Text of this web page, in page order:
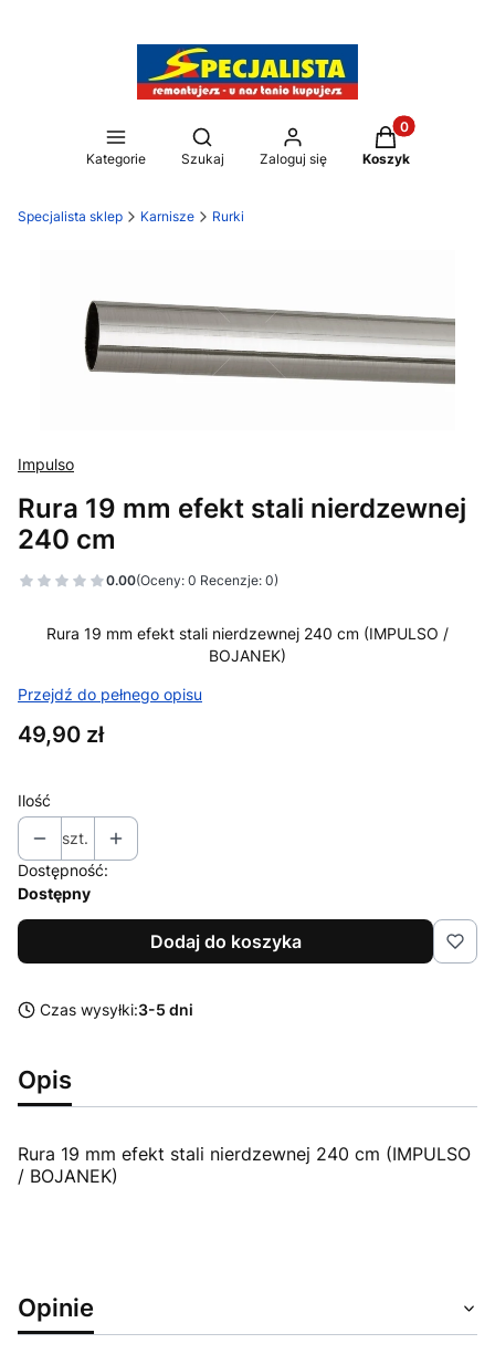
Kategorie
Otwórz wyszukiwarkę
Szukaj Zaloguj się
Produkty w
Koszyk
Specjalista sklep Karnisze Rurki
Impulso
Rura 19 mm efekt stali nierdzewnej
240 cm
0.00(Oceny: 0 Recenzje: 0)
Rura 19 mm efekt stali nierdzewnej 240 cm (IMPULSO /
BOJANEK)
Przejdź do pełnego opisu
Cena
49,90 zł
Ilość
szt.
Dostępność:
Dostępny
Dodaj do koszyka
Czas wysyłki:3-5 dni
Opis
Rura 19 mm efekt stali nierdzewnej 240 cm (IMPULSO
/ BOJANEK)
Opinie